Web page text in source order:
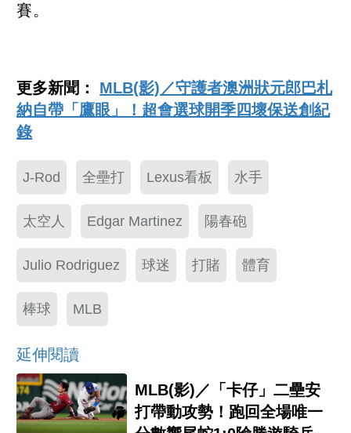
賽。
更多新聞： MLB(影)／守護者澳洲狀元郎巴札
納自帶「鷹眼」！超會選球開季四壞保送創紀
錄
J-Rod 全壘打 Lexus看板 水手
太空人 Edgar Martinez 陽春砲
Julio Rodriguez 球迷 打賭 體育
棒球 MLB
延伸閱讀
MLB(影)／「卡仔」二壘安
打帶動攻勢！跑回全場唯一